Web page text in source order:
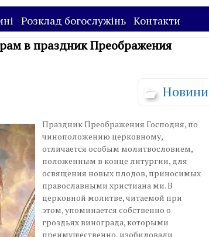
Розклад богослужінь Контакти
в праздник Преображения
Новини
Праздник Преображения Господня, по
чиноположению церковному,
отличается особым молитвословием,
положенным в конце литургии, для
освящения новых плодов, приносимых
православными христиана ми. В
церковной молитве, читаемой при
этом, упоминается собственно о
гроздьях винограда, которыми
преимущественно, изобиловали